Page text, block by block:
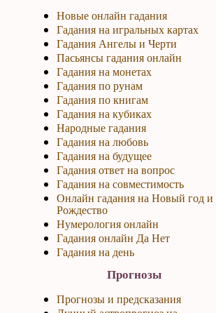
Новые онлайн гадания
Гадания на игральных картах
Гадания Ангелы и Черти
Пасьянсы гадания онлайн
Гадания на монетах
Гадания по рунам
Гадания по книгам
Гадания на кубиках
Народные гадания
Гадания на любовь
Гадания на будущее
Гадания ответ на вопрос
Гадания на совместимость
Онлайн гадания на Новый год и
Рождество
Нумерология онлайн
Гадания онлайн Да Нет
Гадания на день
Прогнозы
Прогнозы и предсказания